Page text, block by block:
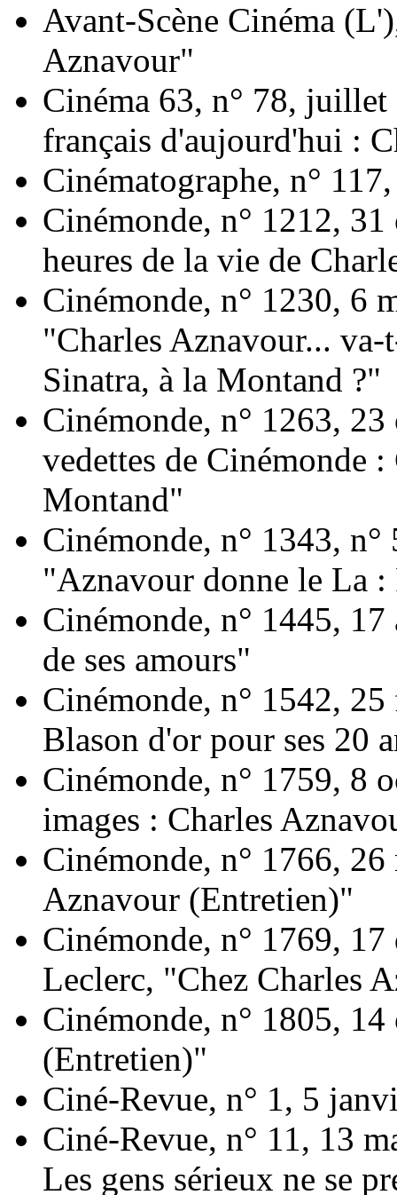
Avant-Scène Cinéma
Aznavour"
Cinéma 63, n° 78,
français d'aujourd'hui :
Cinématographe, n°
Cinémonde, n° 1212,
heures de la vie de
Cinémonde, n° 1230, 6
"Charles Aznavour...
Sinatra, à la Montand ?"
Cinémonde, n° 1263,
vedettes de Cinémonde
Montand"
Cinémonde, n° 1343,
"Aznavour donne le La
Cinémonde, n° 1445,
de ses amours"
Cinémonde, n° 1542,
Blason d'or pour ses 20
Cinémonde, n° 1759, 8
images : Charles
Cinémonde, n° 1766,
Aznavour (Entretien)"
Cinémonde, n° 1769,
Leclerc, "Chez Charles
Cinémonde, n° 1805,
(Entretien)"
Ciné-Revue, n° 1, 5
Ciné-Revue, n° 11, 13
Les gens sérieux ne se